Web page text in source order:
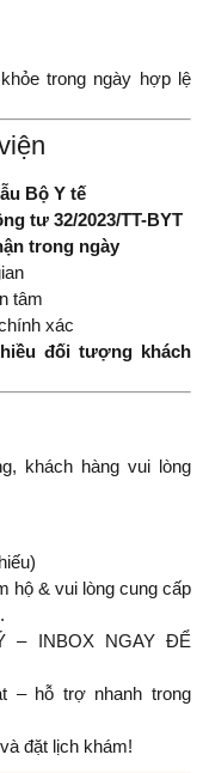
trong ngày hợp lệ
Bộ Y tế
tư 32/2023/TT-BYT
trong ngày
tâm
xác
đối tượng khách
khách hàng vui lòng
hộ & vui lòng cung cấp
– INBOX NGAY ĐỂ
– hỗ trợ nhanh trong
đặt lịch khám!